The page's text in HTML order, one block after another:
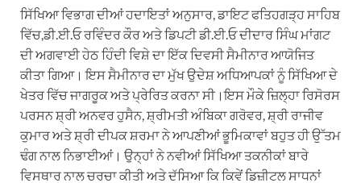
ਸਿੱਖਿਆ ਵਿਭਾਗ ਦੀਆਂ ਹਦਾਇਤਾਂ ਅਨੁਸਾਰ, ਡਾਇਟ ਫਤਿਹਗੜ੍ਹ ਸਾਹਿਬ
ਵਿੱਚ,ਡੀ.ਈ.ਓ ਰਵਿੰਦਰ ਕੌਰ ਅਤੇ ਡਿਪਟੀ ਡੀ.ਈ.ਓ ਦੀਦਾਰ ਸਿੰਘ ਮਾਂਗਟ
ਦੀ ਅਗਵਾਈ ਹੇਠ ਹਿੰਦੀ ਵਿਸ਼ੇ ਦਾ ਇੱਕ ਦਿਵਸੀ ਸੈਮੀਨਾਰ ਆਯੋਜਿਤ
ਕੀਤਾ ਗਿਆ। ਇਸ ਸੈਮੀਨਾਰ ਦਾ ਮੁੱਖ ਉਦੇਸ਼ ਅਧਿਆਪਕਾਂ ਨੂੰ ਸਿੱਖਿਆ ਦੇ
ਖੇਤਰ ਵਿੱਚ ਜਾਗਰੂਕ ਅਤੇ ਪ੍ਰੇਰਿਤ ਕਰਨਾ ਸੀ।ਇਸ ਮੌਕੇ ਜ਼ਿਲ੍ਹਾ ਰਿਸੋਰਸ
ਪਰਸਨ ਸ਼੍ਰੀ ਅਨਵਰ ਹੁਸੈਨ, ਸ਼੍ਰੀਮਤੀ ਅੰਬਿਕਾ ਗਰੋਵਰ, ਸ਼੍ਰੀ ਰਾਜੀਵ
ਕੁਮਾਰ ਅਤੇ ਸ਼੍ਰੀ ਦੀਪਕ ਸ਼ਰਮਾ ਨੇ ਆਪਣੀਆਂ ਭੂਮਿਕਾਵਾਂ ਬਹੁਤ ਹੀ ਉੱਤਮ
ਢੰਗ ਨਾਲ ਨਿਭਾਈਆਂ। ਉਨ੍ਹਾਂ ਨੇ ਨਵੀਆਂ ਸਿੱਖਿਆ ਤਕਨੀਕਾਂ ਬਾਰੇ
ਵਿਸਥਾਰ ਨਾਲ ਚਰਚਾ ਕੀਤੀ ਅਤੇ ਦੱਸਿਆ ਕਿ ਕਿਵੇਂ ਡਿਜ਼ੀਟਲ ਸਾਧਨਾਂ